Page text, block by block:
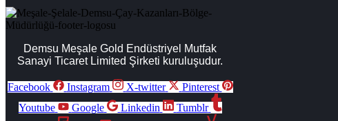
Demsu Meşale Gold Endüstriyel Mutfak
Sanayi Ticaret Limited Şirketi kuruluşudur.
Facebook Instagram X-twitter
Pinterest
Youtube
Google Linkedin
Tumblr